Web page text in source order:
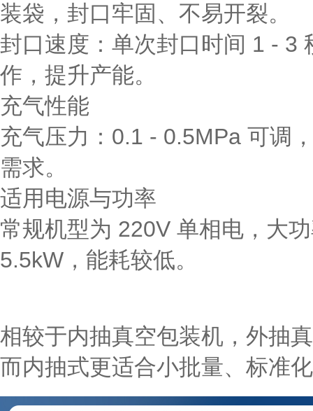
装袋，封口牢固、不易开裂。
封口速度：单次封口时间 1 - 3
作，提升产能。
充气性能
充气压力：0.1 - 0.5MPa 可调
需求。
适用电源与功率
常规机型为 220V 单相电，大
5.5kW，能耗较低。
相较于内抽真空包装机，外抽
而内抽式更适合小批量、标准